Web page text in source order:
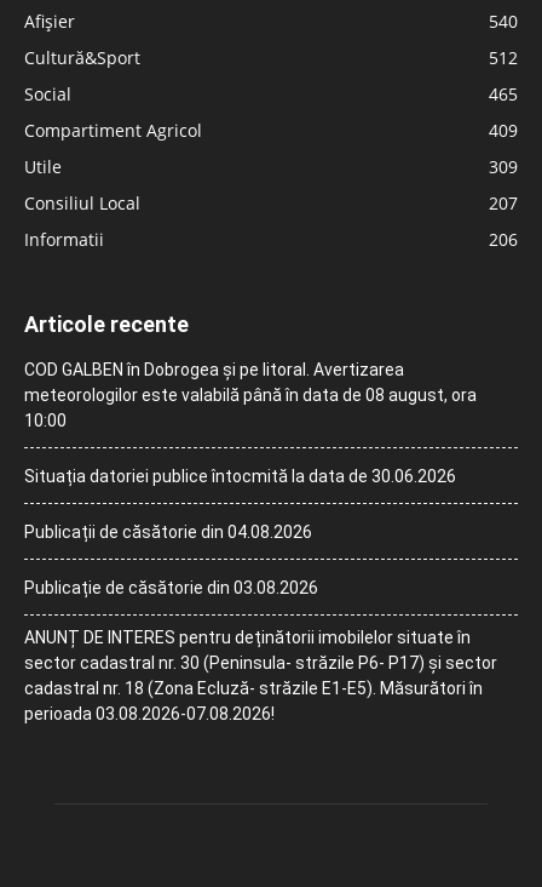
Afișier
540
Cultură&Sport
512
Social
465
Compartiment Agricol
409
Utile
309
Consiliul Local
207
Informatii
206
Articole recente
COD GALBEN în Dobrogea și pe litoral. Avertizarea
meteorologilor este valabilă până în data de 08 august, ora
10:00
Situația datoriei publice întocmită la data de 30.06.2026
Publicații de căsătorie din 04.08.2026
Publicație de căsătorie din 03.08.2026
ANUNȚ DE INTERES pentru deținătorii imobilelor situate în
sector cadastral nr. 30 (Peninsula- străzile P6- P17) și sector
cadastral nr. 18 (Zona Ecluză- străzile E1-E5). Măsurători în
perioada 03.08.2026-07.08.2026!